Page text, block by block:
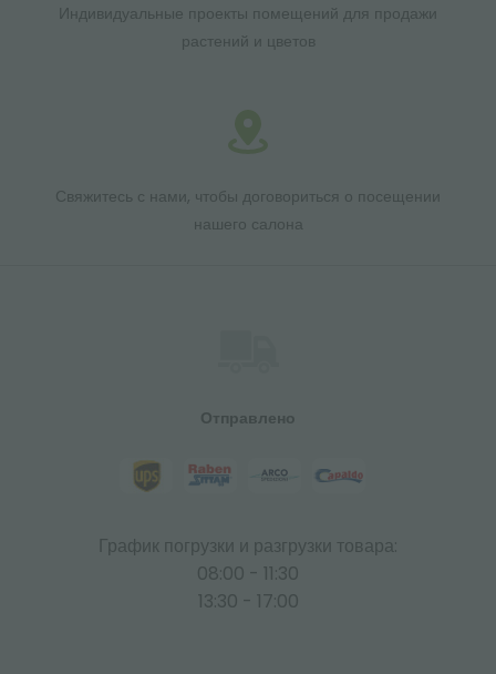
Индивидуальные проекты помещений для продажи
растений и цветов
Свяжитесь с нами, чтобы договориться о посещении
нашего салона
Отправлено
График погрузки и разгрузки товара:
08:00 - 11:30
13:30 - 17:00